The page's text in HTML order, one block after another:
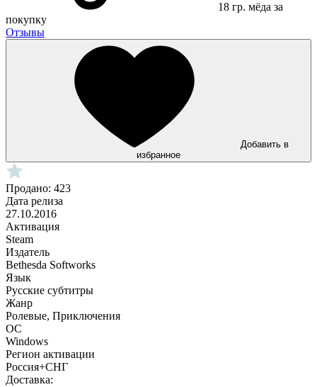
18 гр. мёда за
покупку
Отзывы
Добавить в
избранное
Продано: 423
Дата релиза
27.10.2016
Активация
Steam
Издатель
Bethesda Softworks
Язык
Русские субтитры
Жанр
Ролевые, Приключения
ОС
Windows
Регион активации
Россия+СНГ
Доставка: